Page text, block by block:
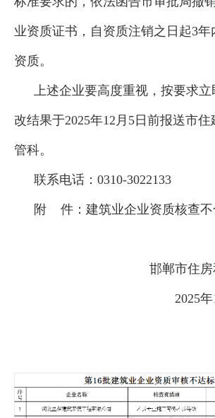
业资质证书，自资质注销之日起3
资质。
上述企业要高度重视，按要求
改结果于2025年12月5日前报送市
管科。
联系电话：0310-3022133
附 件：建筑业企业资质核查不
邯郸市住房和城
2025年10月